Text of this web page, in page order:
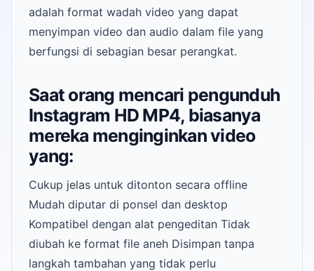
adalah format wadah video yang dapat
menyimpan video dan audio dalam file yang
berfungsi di sebagian besar perangkat.
Saat orang mencari pengunduh
Instagram HD MP4, biasanya
mereka menginginkan video
yang:
Cukup jelas untuk ditonton secara offline
Mudah diputar di ponsel dan desktop
Kompatibel dengan alat pengeditan Tidak
diubah ke format file aneh Disimpan tanpa
langkah tambahan yang tidak perlu